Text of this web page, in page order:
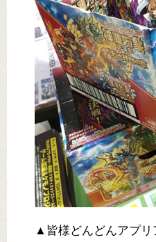
▲皆様どんどんアプリ